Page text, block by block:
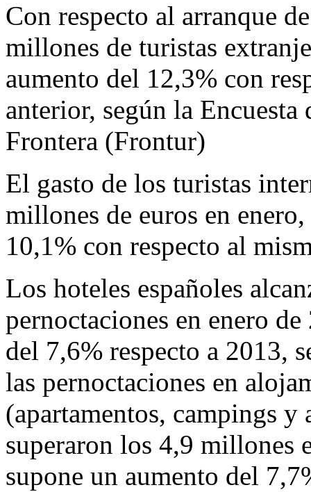
Con respecto al arranque
millones de turistas
aumento del 12,3% con
anterior, según la
Frontera (Frontur)
El gasto de los turistas
millones de euros en
10,1% con respecto al
Los hoteles españoles
pernoctaciones en enero
del 7,6% respecto a 2013,
las pernoctaciones en
(apartamentos, campings
superaron los 4,9 millones
supone un aumento del